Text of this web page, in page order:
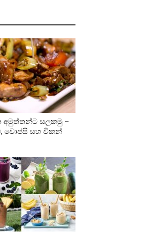
අමුත්තන්ට සලකමු –
චොප්සි සහ චිකන්